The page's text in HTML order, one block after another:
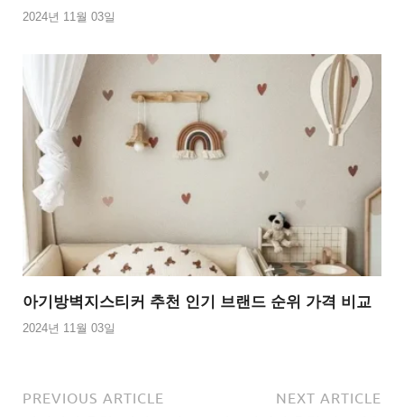
2024년 11월 03일
아기방벽지스티커 추천 인기 브랜드 순위 가격 비교
2024년 11월 03일
PREVIOUS ARTICLE NEXT ARTICLE